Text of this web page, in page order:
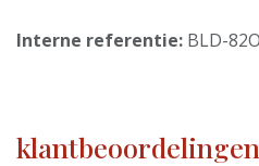
Interne referentie: BLD-
klantbeoordelingen